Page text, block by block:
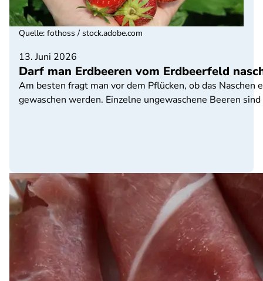
13. Juni 2026
Darf man Erdbeeren vom Erdbeerfeld
Am besten fragt man vor dem Pflücken, ob das
gewaschen werden. Einzelne ungewaschene Beeren
Quelle: fothoss / stock.adobe.com